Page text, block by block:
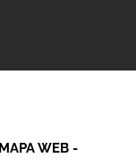
MAPA WEB -